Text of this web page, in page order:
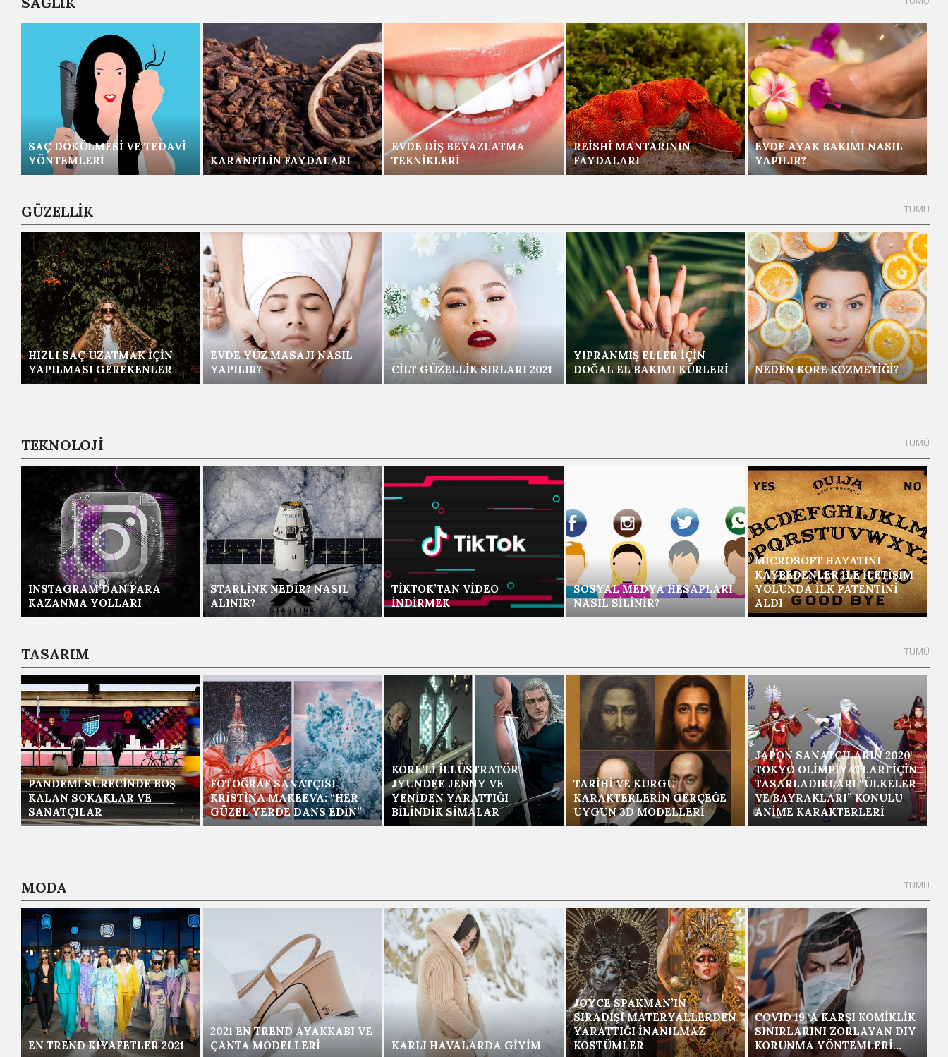
SAÇ DÖKÜLMESI VE TEDAVI
YÖNTEMLERI
KARANFILIN FAYDALARI
EVDE DIŞ BEYAZLATMA
TEKNIKLERI
REISHI MANTARININ
FAYDALARI
EVDE AYAK BAKIMI NASIL
YAPILIR?
GÜZELLİK
HIZLI SAÇ UZATMAK İÇIN
YAPILMASI GEREKENLER
EVDE YÜZ MASAJI NASIL
YAPILIR?
CILT GÜZELLIK SIRLARI 2021
YIPRANMIŞ ELLER İÇIN
DOĞAL EL BAKIMI KÜRLERI
NEDEN KORE KOZMETIĞI?
TEKNOLOJİ
INSTAGRAM’DAN PARA
KAZANMA YOLLARI
STARLINK NEDIR? NASIL
ALINIR?
TIKTOK’TAN VIDEO
İNDIRMEK
SOSYAL MEDYA HESAPLARI
NASIL SILINIR?
MICROSOFT HAYATINI
KAYBEDENLER ILE İLETIŞIM
YOLUNDA İLK PATENTINI
ALDI
TASARIM
PANDEMI SÜRECINDE BOŞ
KALAN SOKAKLAR VE
SANATÇILAR
FOTOĞRAF SANATÇISI
KRISTINA MAKEEVA: “HER
GÜZEL YERDE DANS EDIN”
KORE’LI İLLÜSTRATÖR
JYUNDEE JENNY VE
YENIDEN YARATTIĞI
BILINDIK SIMALAR
TARIHI VE KURGU
KARAKTERLERIN GERÇEĞE
UYGUN 3D MODELLERI
JAPON SANATÇILARIN 2020
TOKYO OLIMPIYATLARI İÇIN
TASARLADIKLARI “ÜLKELER
VE BAYRAKLARI” KONULU
ANIME KARAKTERLERI
MODA
EN TREND KIYAFETLER 2021
2021 EN TREND AYAKKABI VE
ÇANTA MODELLERI
KARLI HAVALARDA GIYIM
JOYCE SPAKMAN’IN
SIRADIŞI MATERYALLERDEN
YARATTIĞI İNANILMAZ
KOSTÜMLER
COVID 19 ‘A KARŞI KOMIKLIK
SINIRLARINI ZORLAYAN DIY
KORUNMA YÖNTEMLERI…